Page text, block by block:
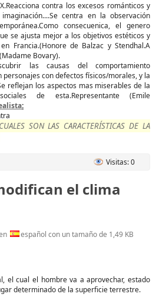
contra los excesos románticos y
centra en la observación
consecuenica, el genero
se ajusta mejor a los objetivos estéticos y
Francia.(Honore de Balzac y Stendhal.A
Bovary).
las causas del comportamiento
personajes con defectos físicos/morales, y la
reflejan los aspectos mas miserables de la
de esta.Representante (Emile
:
SON LAS CARACTERÍSTICAS DE LA
Visitas: 0
el clima
español con un tamaño de 1,49 KB
el cual el hombre va a aprovechar, estado
determinado de la superficie terrestre.